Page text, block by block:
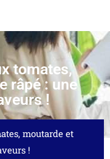
tomates,
râpé : une
!
moutarde et
!